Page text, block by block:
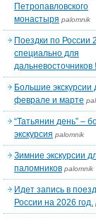
Петропавловского
монастыря palomnik
Поездки по России
специально для
дальневосточников !
Большие экскурсии
феврале и марте
“Татьянин день” –
экскурсия palomnik
Зимние экскурсии
паломников palomnik
Идет запись в
России на 2026 год.